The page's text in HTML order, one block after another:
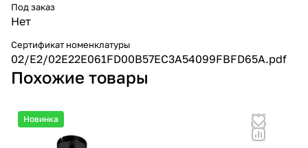
Под заказ
Нет
Сертификат номенклатуры
02/E2/02E22E061FD00B57EC3A54099FBFD65A.pdf
Похожие товары
Новинка